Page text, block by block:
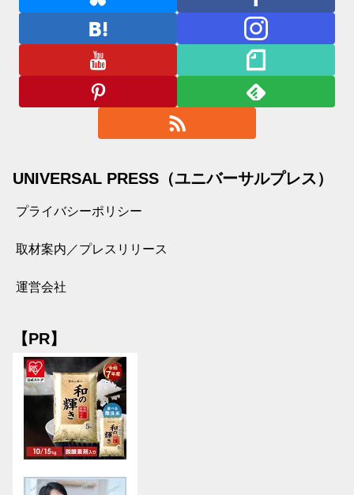
UNIVERSAL PRESS（ユニバーサルプレス）
プライバシーポリシー
取材案内／プレスリリース
運営会社
【PR】